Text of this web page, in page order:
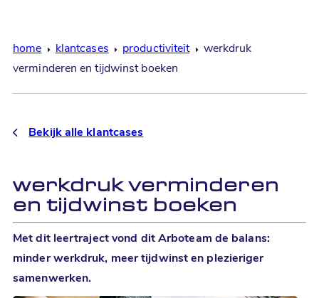
home klantcases productiviteit
werkdruk
verminderen en tijdwinst boeken
Bekijk alle klantcases
werkdruk verminderen
en tijdwinst boeken
Met dit leertraject vond dit Arbo­team de balans:
minder werkdruk, meer tijd­winst en plezieriger
samen­werken.